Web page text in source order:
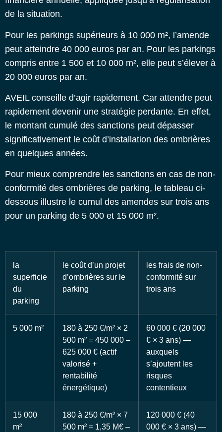
de la situation.
Pour les parkings supérieurs à 10 000 m², l’amende
peut atteindre 40 000 euros par an. Pour les parkings
compris entre 1 500 et 10 000 m², elle peut s’élever à
20 000 euros par an.
AVEIL conseille d’agir rapidement. Car attendre peut
rapidement devenir une stratégie perdante. En effet,
le montant cumulé des sanctions peut dépasser
significativement le coût d’installation des ombrières
en quelques années.
Pour mieux comprendre les sanctions en cas de non-
conformité des ombrières de parking, le tableau ci-
dessous illustre le cumul des amendes sur trois ans
pour un parking de 5 000 et 15 000 m².
la
superficie
du
parking
le coût d’un projet
d’ombrières sur le
parking
les frais de non-
conformité sur
trois ans
5 000 m²
180 à 250 €/m² × 2
500 m² = 450 000 –
625 000 € (actif
valorisé +
rentabilité
énergétique)
60 000 € (20 000
€ × 3 ans) —
auxquels
s’ajoutent les
risques
contentieux
15 000
m²
180 à 250 €/m² × 7
500 m² = 1,35 M€ –
120 000 € (40
000 € × 3 ans) —